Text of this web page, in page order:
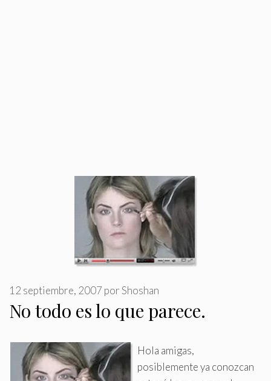
No todo es lo que parece.
12 septiembre, 2007 porShoshan
Hola amigas,
posiblemente ya conozcan